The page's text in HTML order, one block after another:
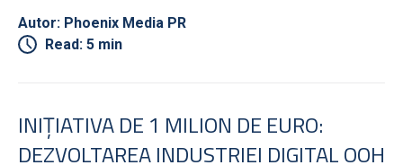
Autor: Phoenix Media PR
Read: 5 min
INIȚIATIVA DE 1 MILION DE EURO:
DEZVOLTAREA INDUSTRIEI DIGITAL OOH